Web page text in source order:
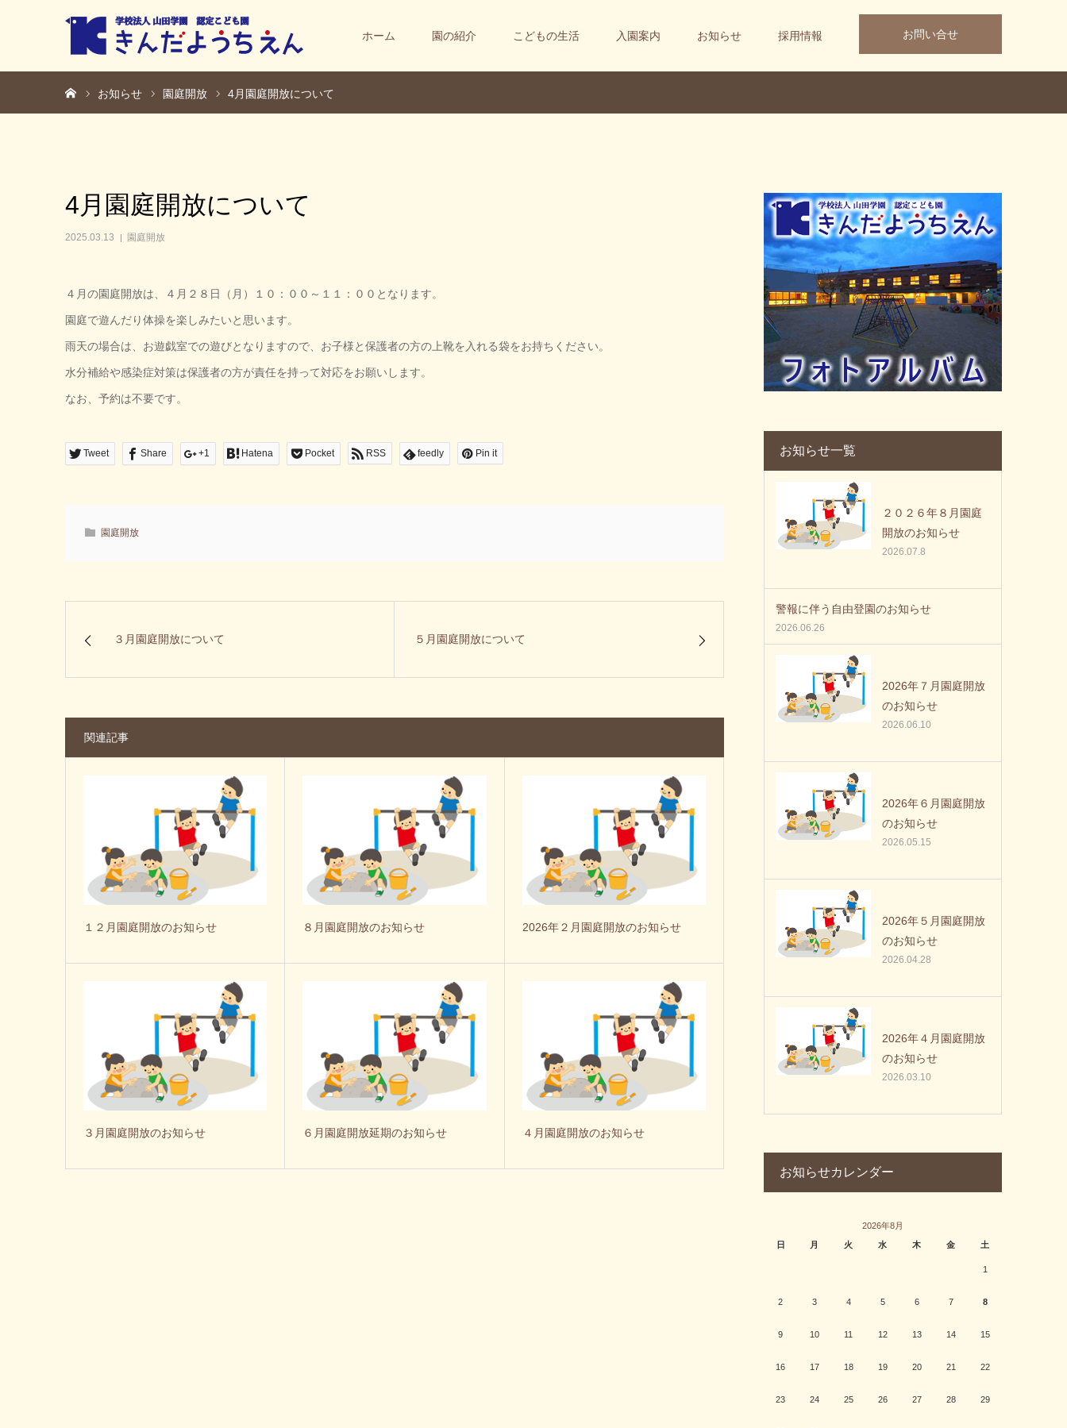
お問い合せ
ホーム 園の紹介 こどもの生活 入園案内 お知らせ 採用情報
お知らせ 園庭開放 4月園庭開放について
4月園庭開放について
2025.03.13 園庭開放
４月の園庭開放は、４月２８日（月）１０：００～１１：００となります。
園庭で遊んだり体操を楽しみたいと思います。
雨天の場合は、お遊戯室での遊びとなりますので、お子様と保護者の方の上靴を入れる袋をお持ちください。
水分補給や感染症対策は保護者の方が責任を持って対応をお願いします。
なお、予約は不要です。
Tweet Share +1 Hatena Pocket RSS feedly Pin it
園庭開放
３月園庭開放について ５月園庭開放について
関連記事
１２月園庭開放のお知らせ ８月園庭開放のお知らせ 2026年２月園庭開放のお知らせ
３月園庭開放のお知らせ ６月園庭開放延期のお知らせ ４月園庭開放のお知らせ
お知らせ一覧
２０２６年８月園庭
開放のお知らせ
2026.07.8
警報に伴う自由登園のお知らせ
2026.06.26
2026年７月園庭開放
のお知らせ
2026.06.10
2026年６月園庭開放
のお知らせ
2026.05.15
2026年５月園庭開放
のお知らせ
2026.04.28
2026年４月園庭開放
のお知らせ
2026.03.10
お知らせカレンダー
2026年8月
日
月 火 水 木 金 土
1
2 3 4 5 6 7 8
9 10 11 12 13 14 15
16 17 18 19 20 21 22
23 24 25 26 27 28 29